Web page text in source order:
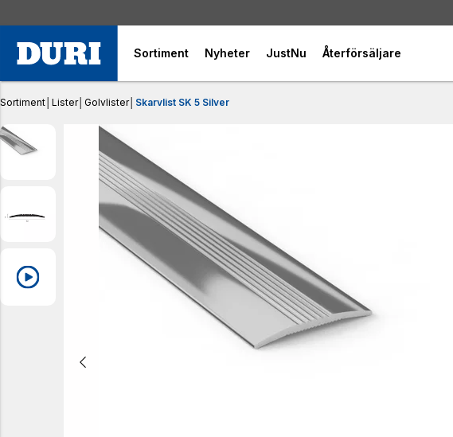
Sortiment Nyheter JustNu Återförsäljare
Sortiment Lister│ Golvlister│ Skarvlist SK 5 Silver